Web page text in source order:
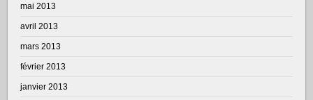
mai 2013
avril 2013
mars 2013
février 2013
janvier 2013